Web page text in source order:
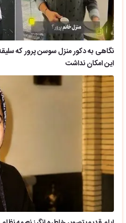
نگاهی به دکور منزل سوسن پرور که
این امکان نداشت